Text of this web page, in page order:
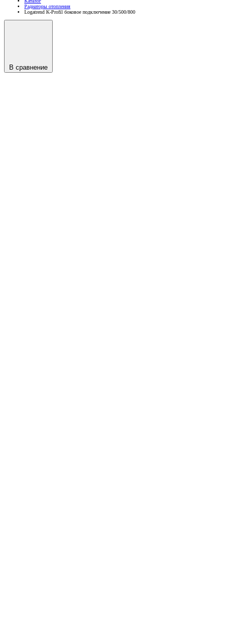
Радиаторы отопления
Logatrend K-Profil боковое подключение 30/500/800
В сравнение